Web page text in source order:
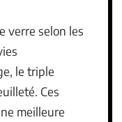
verre selon les
le triple
Ces
meilleure